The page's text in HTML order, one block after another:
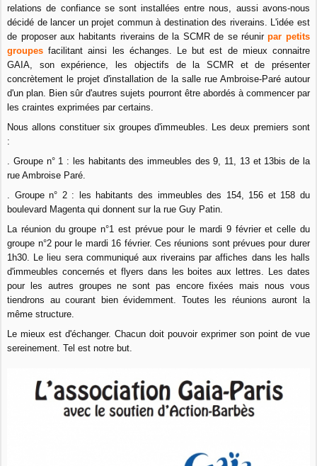
relations de confiance se sont installées entre nous, aussi avons-nous
décidé de lancer un projet commun à destination des riverains. L'idée est
de proposer aux habitants riverains de la SCMR de se réunirpar petits
groupes facilitant ainsi les échanges. Le but est de mieux connaitre
GAIA, son expérience, les objectifs de la SCMR et de présenter
concrètement le projet d'installation de la salle rue Ambroise-Paré autour
d'un plan. Bien sûr d'autres sujets pourront être abordés à commencer par
les craintes exprimées par certains.
Nous allons constituer six groupes d'immeubles. Les deux premiers sont
:
. Groupe n° 1 : les habitants des immeubles des 9, 11, 13 et 13bis de la
rue Ambroise Paré.
. Groupe n° 2 : les habitants des immeubles des 154, 156 et 158 du
boulevard Magenta qui donnent sur la rue Guy Patin.
La réunion du groupe n°1 est prévue pour le mardi 9 février et celle du
groupe n°2 pour le mardi 16 février. Ces réunions sont prévues pour durer
1h30. Le lieu sera communiqué aux riverains par affiches dans les halls
d'immeubles concernés et flyers dans les boites aux lettres. Les dates
pour les autres groupes ne sont pas encore fixées mais nous vous
tiendrons au courant bien évidemment. Toutes les réunions auront la
même structure.
Le mieux est d'échanger. Chacun doit pouvoir exprimer son point de vue
sereinement. Tel est notre but.